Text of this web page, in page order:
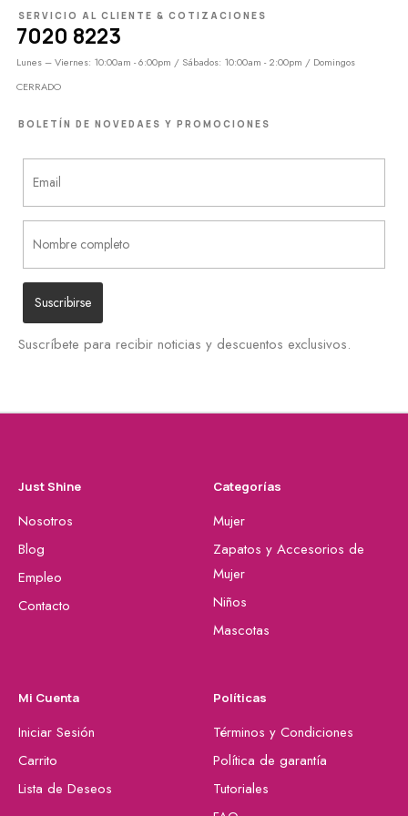
SERVICIO AL CLIENTE & COTIZACIONES
7020 8223
Lunes – Viernes: 10:00am - 6:00pm / Sábados: 10:00am - 2:00pm / Domingos
CERRADO
BOLETÍN DE NOVEDAES Y PROMOCIONES
Suscríbete para recibir noticias y descuentos exclusivos.
Just Shine
Nosotros
Blog
Empleo
Contacto
Categorías
Mujer
Zapatos y Accesorios de
Mujer
Niños
Mascotas
Mi Cuenta
Iniciar Sesión
Carrito
Lista de Deseos
Políticas
Términos y Condiciones
Política de garantía
Tutoriales